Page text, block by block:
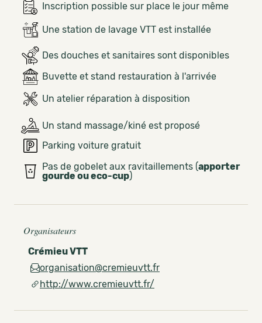
Inscription possible sur place le jour même
Une station de lavage VTT est installée
Des douches et sanitaires sont disponibles
Buvette et stand restauration à l'arrivée
Un atelier réparation à disposition
Un stand massage/kiné est proposé
Parking voiture gratuit
Pas de gobelet aux ravitaillements (apporter
gourde ou eco-cup)
Organisateurs
Crémieu VTT
organisation@cremieuvtt.fr
http://www.cremieuvtt.fr/